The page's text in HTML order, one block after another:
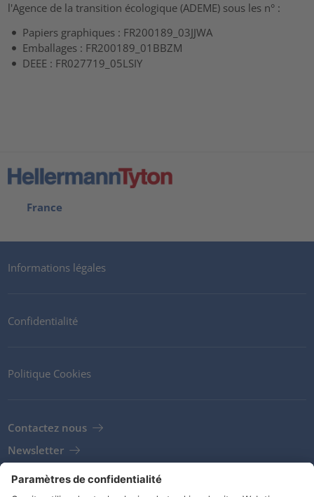
l'Agence de la transition écologique (ADEME) sous les n° :
Papiers graphiques : FR200189_03JJWA
Emballages : FR200189_01BBZM
DEEE : FR027719_05LSIY
France
Informations légales
Confidentialité
Politique Cookies
Contactez nous
Newsletter